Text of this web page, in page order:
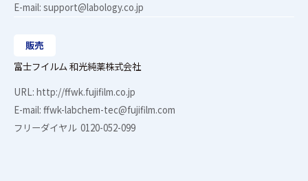
E-mail: support@labology.co.jp
販売
富士フイルム 和光純薬株式会社
URL: http://ffwk.fujifilm.co.jp
E-mail: ffwk-labchem-tec@fujifilm.com
フリーダイヤル 0120-052-099